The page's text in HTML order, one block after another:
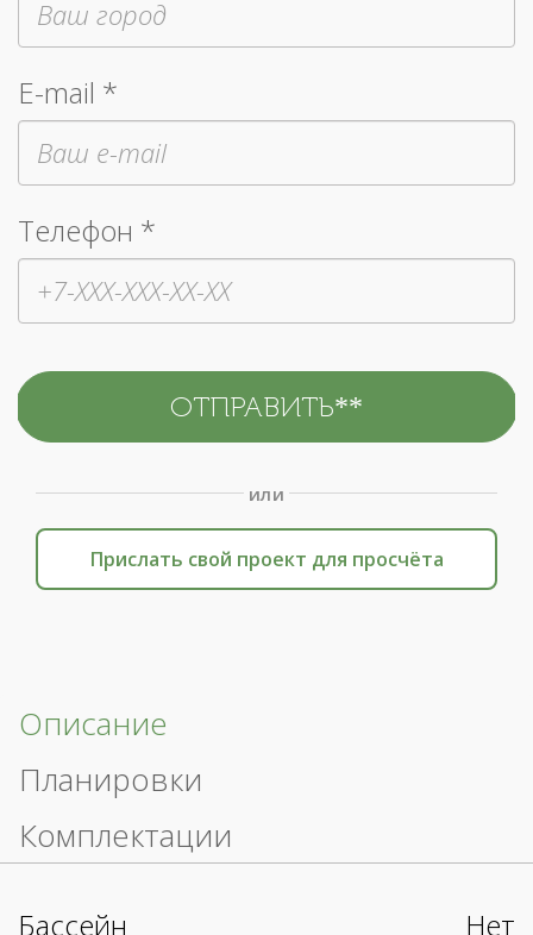
E-mail *
Телефон *
или
Прислать свой проект для просчёта
Описание
Планировки
Комплектации
Бассейн Нет